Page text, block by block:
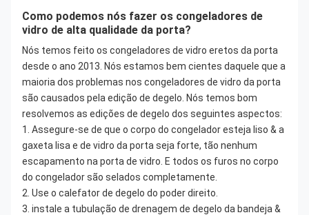
Como podemos nós fazer os congeladores de
vidro de alta qualidade da porta?
Nós temos feito os congeladores de vidro eretos da porta
desde o ano 2013. Nós estamos bem cientes daquele que a
maioria dos problemas nos congeladores de vidro da porta
são causados pela edição de degelo. Nós temos bom
resolvemos as edições de degelo dos seguintes aspectos:
1. Assegure-se de que o corpo do congelador esteja liso & a
gaxeta lisa e de vidro da porta seja forte, tão nenhum
escapamento na porta de vidro. E todos os furos no corpo
do congelador são selados completamente.
2. Use o calefator de degelo do poder direito.
3. instale a tubulação de drenagem de degelo da bandeja &